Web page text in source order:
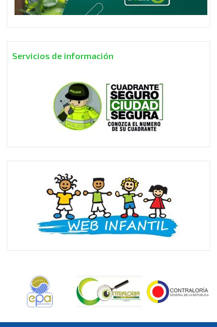
Servicios de información